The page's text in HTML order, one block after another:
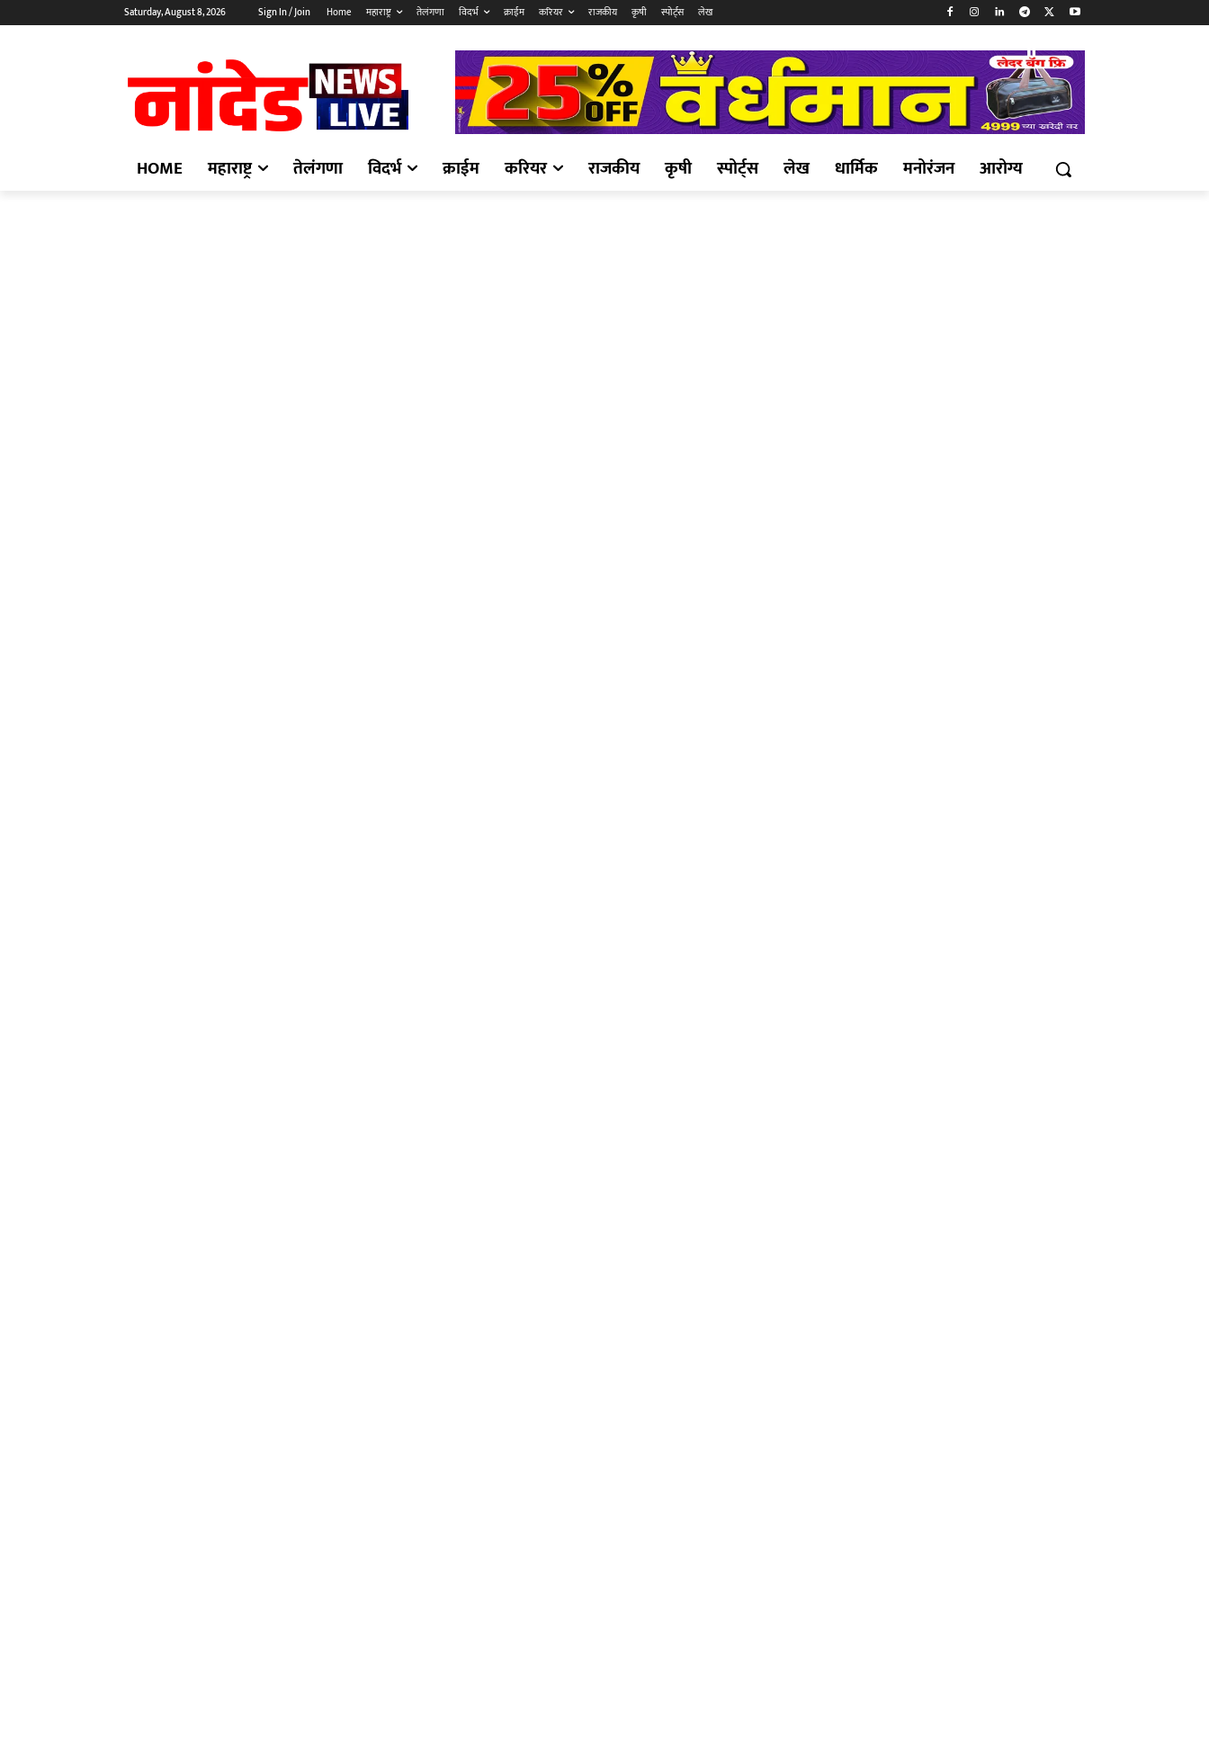
Saturday, August 8, 2026 Sign In / Join Home महाराष्ट्र तेलंगणा विदर्भ क्राईम करियर राजकीय कृषी स्पोर्ट्स लेख
HOME महाराष्ट्र तेलंगणा विदर्भ क्राईम करियर राजकीय कृषी स्पोर्ट्स लेख धार्मिक मनोरंजन आरोग्य